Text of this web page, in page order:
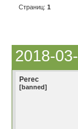
Страниц: 1
2018-
Perec
[banned]